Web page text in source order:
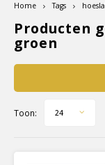
Home Tags
Producten
groen
Toon: 24